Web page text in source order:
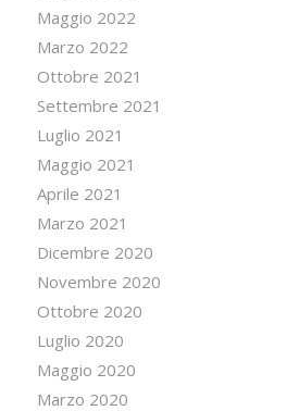
Maggio 2022
Marzo 2022
Ottobre 2021
Settembre 2021
Luglio 2021
Maggio 2021
Aprile 2021
Marzo 2021
Dicembre 2020
Novembre 2020
Ottobre 2020
Luglio 2020
Maggio 2020
Marzo 2020